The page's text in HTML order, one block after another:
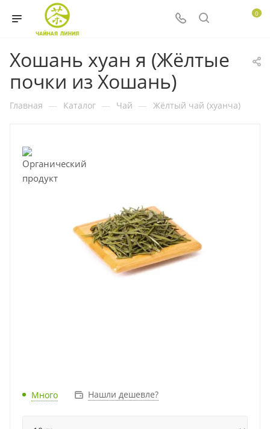
0
Хошань хуан я (Жёлтые
почки из Хошань)
Главная — Каталог — Чай — Жёлтый чай (хуанча)
Много Нашли дешевле?